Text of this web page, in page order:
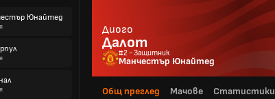
Юнайтед
Диого
Далот
#2 - Защитник
Манчестър Юнайтед
Общ преглед Мачове Статистики